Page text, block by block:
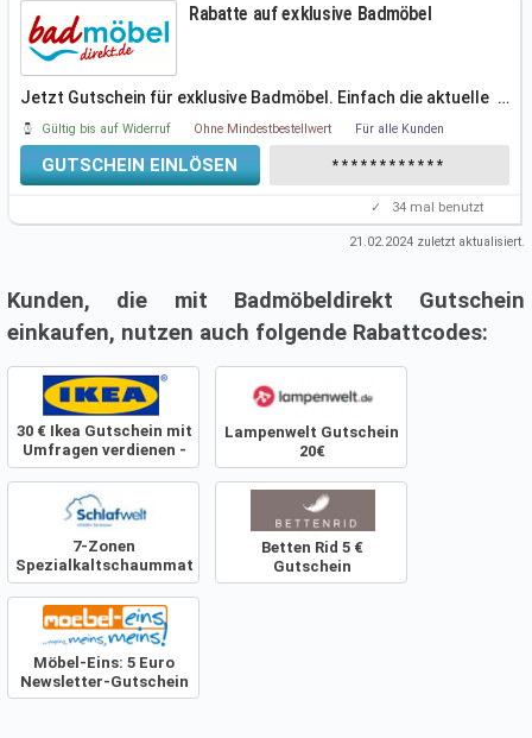
Rabatte auf exklusive Badmöbel
Jetzt Gutschein für exklusive Badmöbel. Einfach die aktuelle
Aktion nutzen und
…
Gültig bis auf Widerruf Ohne Mindestbestellwert Für alle Kunden
GUTSCHEIN EINLÖSEN ************
✓ 34 mal benutzt
21.02.2024 zuletzt aktualisiert.
Kunden, die mit Badmöbeldirekt Gutschein
einkaufen, nutzen auch folgende Rabattcodes:
30 € Ikea Gutschein mit
Umfragen verdienen -
Gilt für alle Produkte!
Lampenwelt Gutschein
20€
7-Zonen
Spezialkaltschaummatratze
bei Schlafwelt
Betten Rid 5 €
Gutschein
Möbel-Eins: 5 Euro
Newsletter-Gutschein